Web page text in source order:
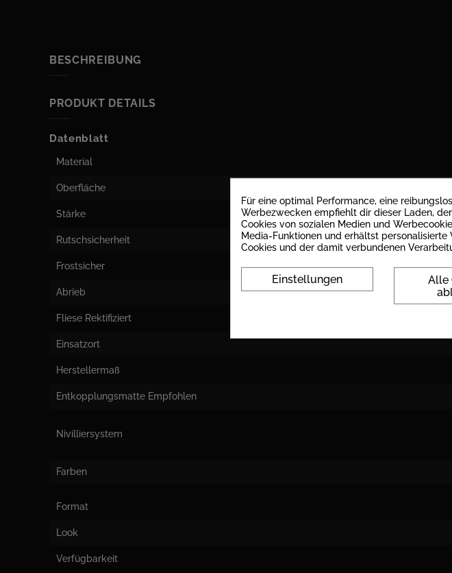
BESCHREIBUNG
PRODUKT DETAILS
Datenblatt
Material
Oberfläche
Stärke
Rutschsicherheit
Frostsicher
Abrieb
Fliese Rektifiziert
Einsatzort
Herstellermaß
Entkopplungsmatte Empfohlen
Nivilliersystem
Farben
Format
Look
Verfügbarkeit
Für eine optimal Performance, eine
Werbezwecken empfiehlt dir dieser Laden,
Cookies von sozialen Medien und
Media-Funktionen und erhältst
Cookies und der damit verbundenen
Alle
Einstellungen